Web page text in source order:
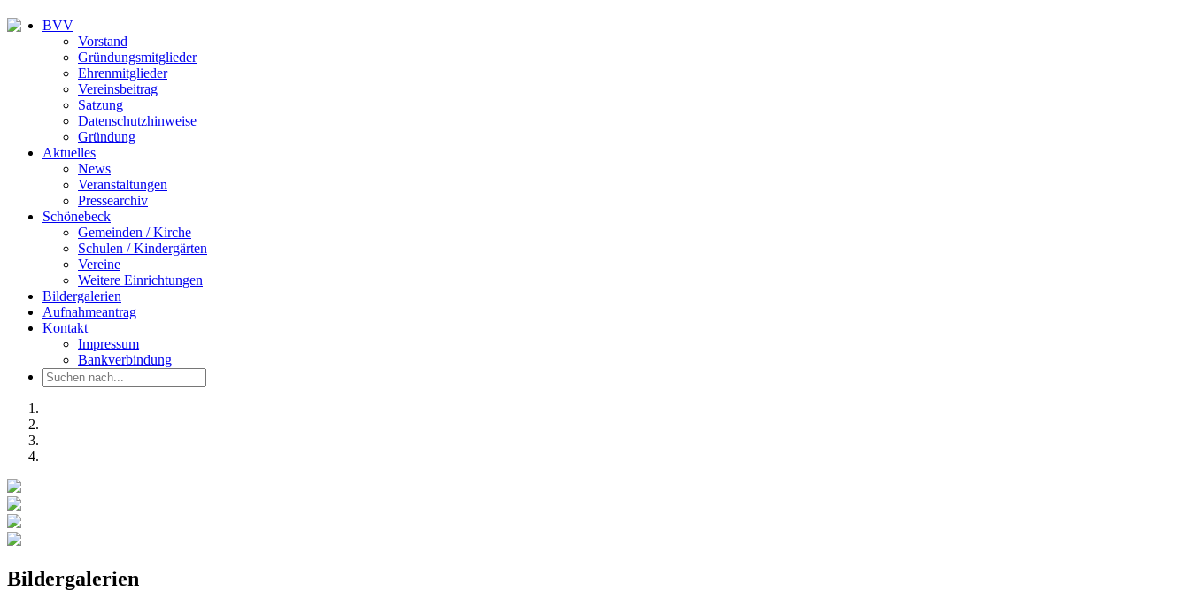
BVV
Vorstand
Gründungsmitglieder
Ehrenmitglieder
Vereinsbeitrag
Satzung
Datenschutzhinweise
Gründung
Aktuelles
News
Veranstaltungen
Pressearchiv
Schönebeck
Gemeinden / Kirche
Schulen / Kindergärten
Vereine
Weitere Einrichtungen
Bildergalerien
Aufnahmeantrag
Kontakt
Impressum
Bankverbindung
Bildergalerien